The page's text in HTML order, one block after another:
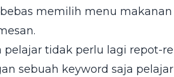
memilih menu makanan
tidak perlu lagi repot-
sebuah keyword saja